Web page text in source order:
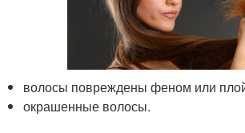
волосы повреждены феном или
окрашенные волосы.